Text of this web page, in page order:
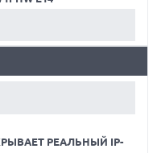
PRO
E14
ГОДА
РЕАЛЬНЫЙ IP-